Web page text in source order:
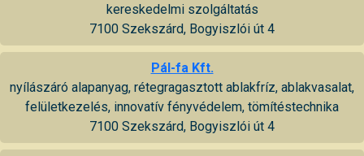
kereskedelmi szolgáltatás
7100 Szekszárd, Bogyiszlói út 4
Pál-fa Kft.
nyílászáró alapanyag, rétegragasztott ablakfríz, ablakvasalat,
felületkezelés, innovatív fényvédelem, tömítéstechnika
7100 Szekszárd, Bogyiszlói út 4